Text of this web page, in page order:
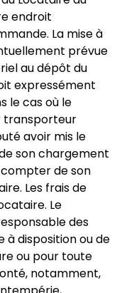
endroit
La mise à
prévue
au dépôt du
expressément
le cas où le
transporteur
avoir mis le
son chargement
de son
Les frais de
Le
des
à disposition ou de
ou pour toute
notamment,